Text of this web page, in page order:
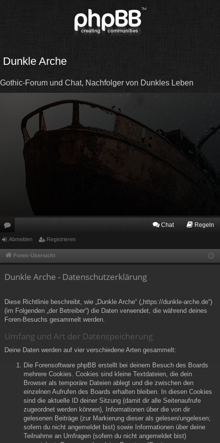
Dunkle Arche
Gothic-Forum und Chat, Nachfolger von Dunkles Leben
or
en
Chat Regeln
Abmelden Registrieren
Foren-Übersicht
Dunkle Arche - Datenschutzerklärung
Diese Richtlinie beschreibt, wie „Dunkle Arche“ („https://dunkle-arche.de“)
(im Folgenden „der Betreiber“) die Daten verwendet, die während deines
Foren-Besuchs gesammelt werden.
Umfang und Art der Datenspeicherung
Deine Daten werden auf vier verschiedene Arten gesammelt:
Die Forensoftware phpBB erstellt bei deinem Besuch des Boards
mehrere Cookies. Cookies sind kleine Textdateien, die dein
Browser als temporäre Dateien ablegt und die zwischen den
einzelnen Aufrufen des Boards erhalten bleiben. In diesen Cookies
sind die aktuelle ID deiner Sitzung (damit dir alle Seitenaufrufe
zugeordnet werden können), Informationen über die von dir
gelesenen Beiträge (zur Markierung dieser als gelesen/ungelesen;
sofern du nicht angemeldet bist) sowie Informationen über deine
Teilnahme an Umfragen (sofern du nicht angemeldet bist)